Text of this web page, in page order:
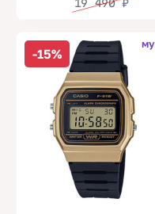
19 490₽
-15%